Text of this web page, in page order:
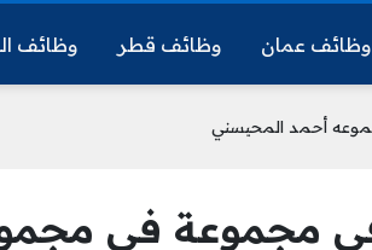
وظائف عمان وظائف قطر وظائف